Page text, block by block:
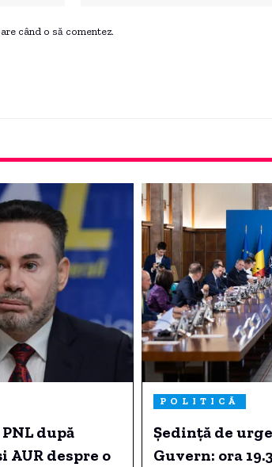
când o să comentez.
după
AUR despre o
POLITICĂ
Ședință de
Guvern: ora